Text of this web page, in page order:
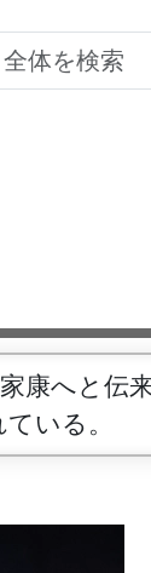
康へと伝
いる。